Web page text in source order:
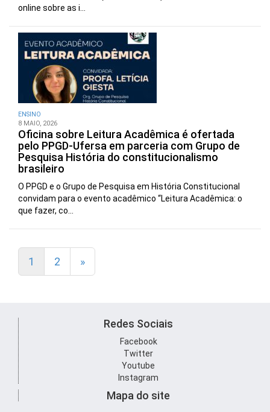
online sobre as i...
ENSINO
8 MAIO, 2026
Oficina sobre Leitura Acadêmica é ofertada
pelo PPGD-Ufersa em parceria com Grupo de
Pesquisa História do constitucionalismo
brasileiro
O PPGD e o Grupo de Pesquisa em História Constitucional
convidam para o evento acadêmico “Leitura Acadêmica: o
que fazer, co...
1 2 »
Redes Sociais
Facebook
Twitter
Youtube
Instagram
Mapa do site